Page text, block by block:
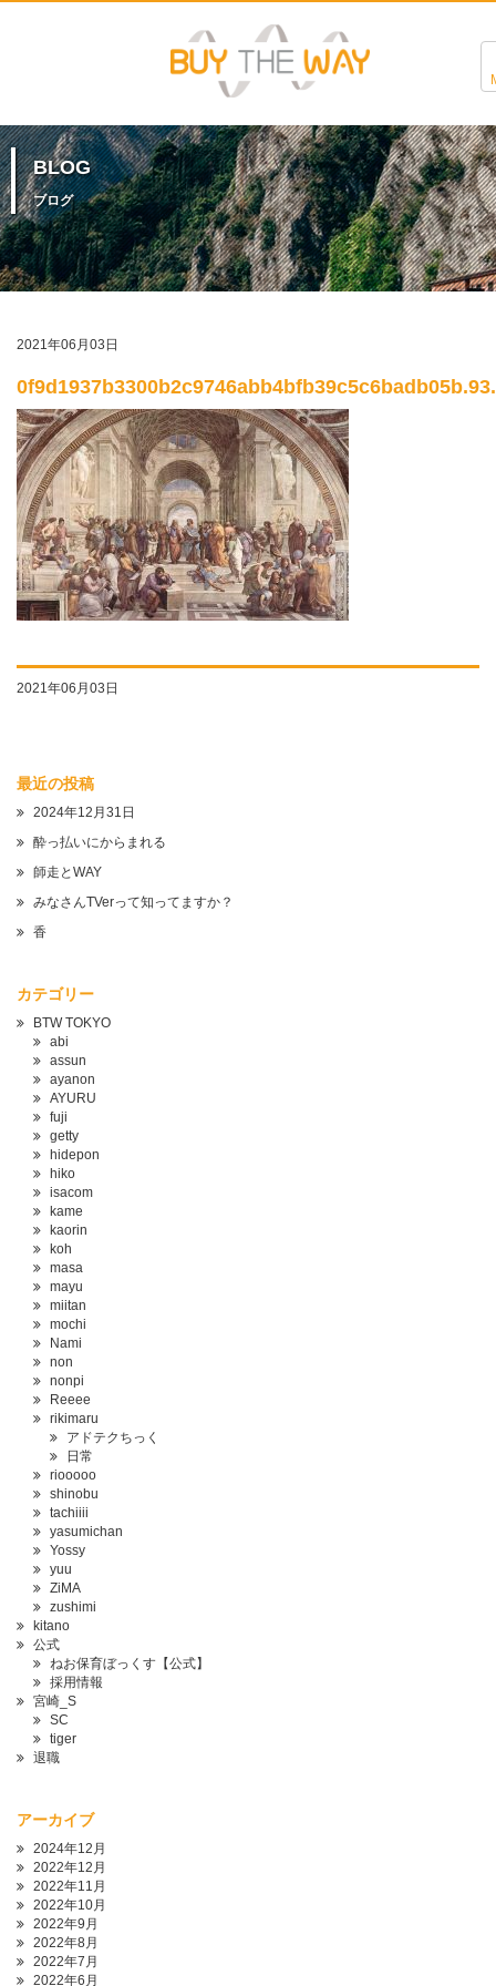
BLOG
ブログ
2021年06月03日
2021年06月03日
最近の投稿
2024年12月31日
酔っ払いにからまれる
師走とWAY
みなさんTVerって知ってますか？
香
カテゴリー
BTW TOKYO
abi
assun
ayanon
AYURU
fuji
getty
hidepon
hiko
isacom
kame
kaorin
koh
masa
mayu
miitan
mochi
Nami
non
nonpi
Reeee
rikimaru
アドテクちっく
日常
riooooo
shinobu
tachiiii
yasumichan
Yossy
yuu
ZiMA
zushimi
kitano
公式
ねお保育ぼっくす【公式】
採用情報
宮崎_S
SC
tiger
退職
アーカイブ
2024年12月
2022年12月
2022年11月
2022年10月
2022年9月
2022年8月
2022年7月
2022年6月